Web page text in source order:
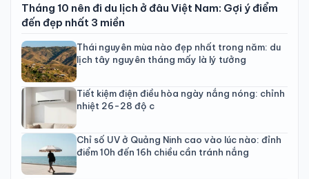
Tháng 10 nên đi du lịch ở đâu Việt Nam: Gợi ý điểm
đến đẹp nhất 3 miền
Thái nguyên mùa nào đẹp nhất trong năm: du
lịch tây nguyên tháng mấy là lý tưởng
Tiết kiệm điện điều hòa ngày nắng nóng: chỉnh
nhiệt 26-28 độ c
Chỉ số UV ở Quảng Ninh cao vào lúc nào: đỉnh
điểm 10h đến 16h chiều cần tránh nắng